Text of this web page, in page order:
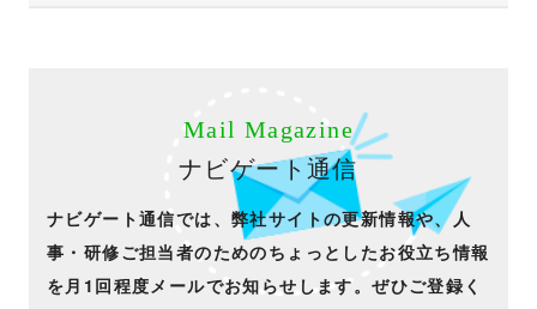
Mail Magazine
ナビゲート通信
ナビゲート通信では、弊社サイトの更新情報や、人
事・研修ご担当者のためのちょっとしたお役立ち情報
を月1回程度メールでお知らせします。ぜひご登録く